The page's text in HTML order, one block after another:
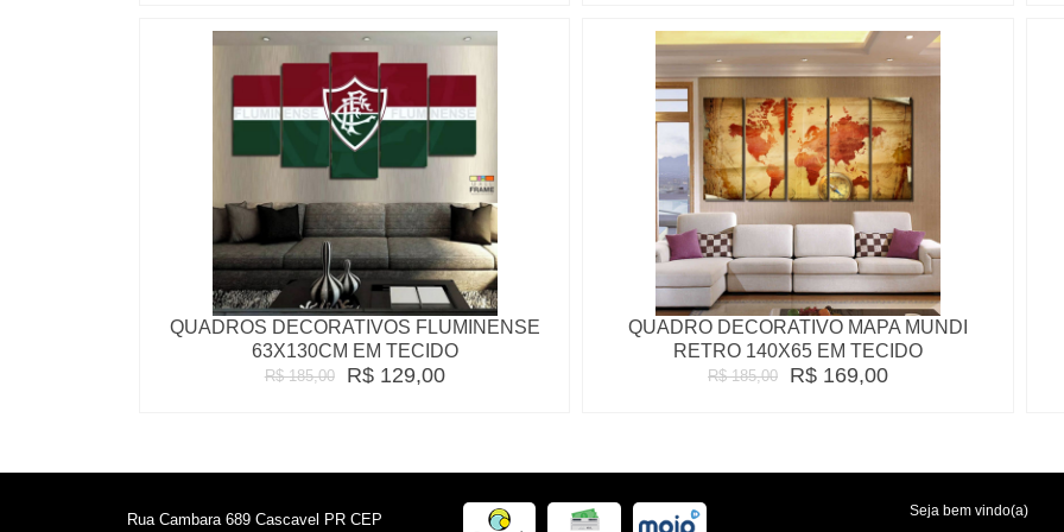
QUADROS DECORATIVOS FLUMINENSE
63X130CM EM TECIDO
R$ 185,00 R$ 129,00
QUADRO DECORATIVO MAPA MUNDI
RETRO 140X65 EM TECIDO
R$ 185,00 R$ 169,00
Rua Cambara 689 Cascavel PR CEP Seja bem vindo(a)